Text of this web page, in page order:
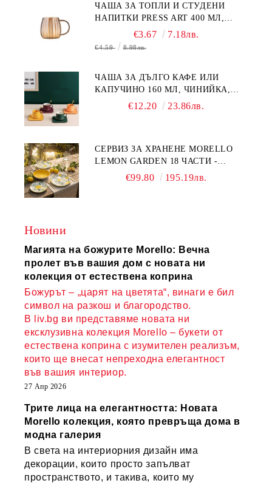
ЧАША ЗА ТОПЛИ И СТУДЕНИ
НАПИТКИ PRESS ART 400 МЛ,
БОРОСИЛИКАТНО СТЪКЛО
€3.67 7.18лв.
€4.59 8.98лв.
ЧАША ЗА ДЪЛГО КАФЕ ИЛИ
КАПУЧИНО 160 МЛ, ЧИНИЙКА,
ЛЪЖИЧКА GREEN, ORANGE LOVE
€12.20 23.86лв.
СЕРВИЗ ЗА ХРАНЕНЕ MORELLO
LEMON GARDEN 18 ЧАСТИ -
ПОРЦЕЛАН€99.80 195.19лв.
Новини
Магията на божурите Morello: Вечна
пролет във вашия дом с новата ни
колекция от естествена коприна
Божурът – „царят на цветята“, винаги е бил
символ на разкош и благородство.
В liv.bg ви представяме новата ни
ексклузивна колекция Morello – букети от
естествена коприна с изумителен реализъм,
които ще внесат непреходна елегантност
във вашия интериор.
27 Апр 2026
Трите лица на елегантността: Новата
Morello колекция, която превръща дома в
модна галерия
В света на интериорния дизайн има
декорации, които просто запълват
пространството, и такива, които му